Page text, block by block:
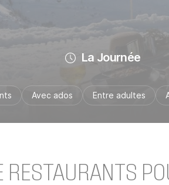
La Journée
Avec ados Entre adultes
RESTAURANTS